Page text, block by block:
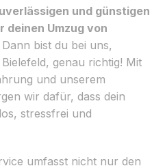
und günstigen
deinen Umzug von
Dann bist du bei uns,
genau richtig! Mit
und unserem
wir dafür, dass dein
stressfrei und
umfasst nicht nur den